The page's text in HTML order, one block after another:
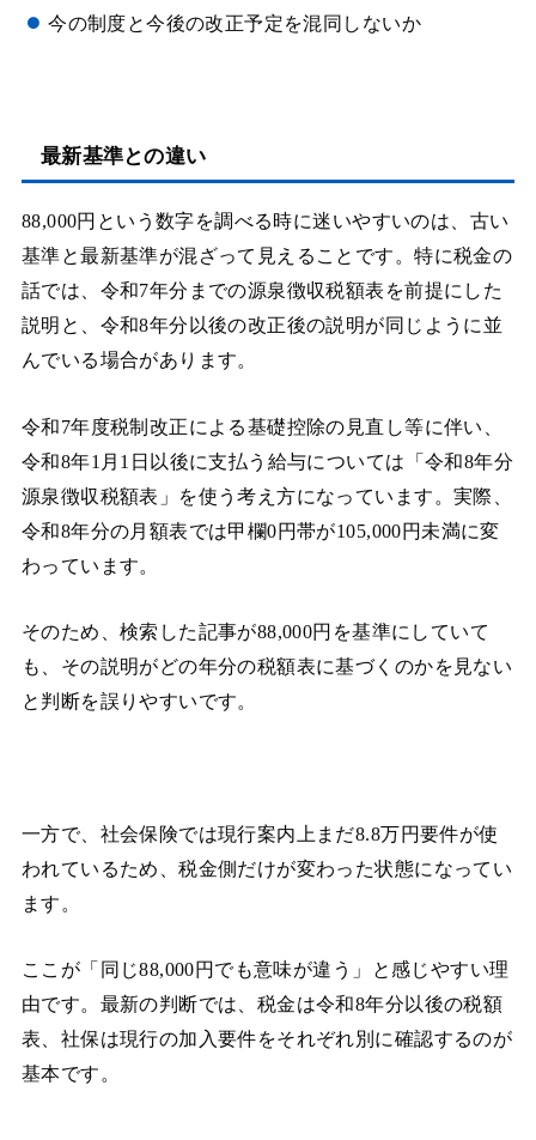
今の制度と今後の改正予定を混同しないか
最新基準との違い
88,000円という数字を調べる時に迷いやすいのは、古い
基準と最新基準が混ざって見えることです。特に税金の
話では、令和7年分までの源泉徴収税額表を前提にした
説明と、令和8年分以後の改正後の説明が同じように並
んでいる場合があります。
令和7年度税制改正による基礎控除の見直し等に伴い、
令和8年1月1日以後に支払う給与については「令和8年分
源泉徴収税額表」を使う考え方になっています。実際、
令和8年分の月額表では甲欄0円帯が105,000円未満に変
わっています。
そのため、検索した記事が88,000円を基準にしていて
も、その説明がどの年分の税額表に基づくのかを見ない
と判断を誤りやすいです。
一方で、社会保険では現行案内上まだ8.8万円要件が使
われているため、税金側だけが変わった状態になってい
ます。
ここが「同じ88,000円でも意味が違う」と感じやすい理
由です。最新の判断では、税金は令和8年分以後の税額
表、社保は現行の加入要件をそれぞれ別に確認するのが
基本です。